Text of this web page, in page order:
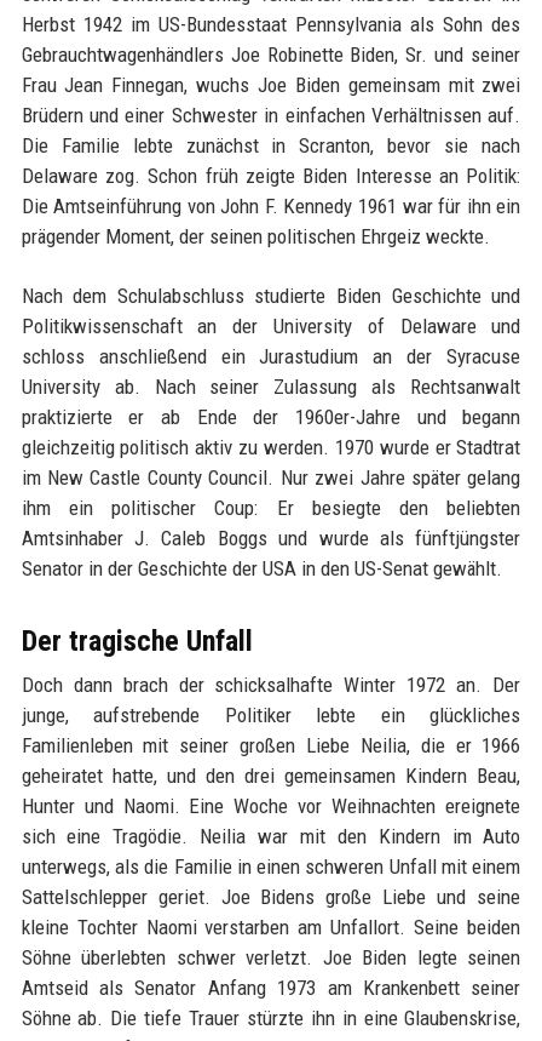
Herbst 1942 im US-Bundesstaat Pennsylvania als Sohn des
Gebrauchtwagenhändlers Joe Robinette Biden, Sr. und seiner
Frau Jean Finnegan, wuchs Joe Biden gemeinsam mit zwei
Brüdern und einer Schwester in einfachen Verhältnissen auf.
Die Familie lebte zunächst in Scranton, bevor sie nach
Delaware zog. Schon früh zeigte Biden Interesse an Politik:
Die Amtseinführung von John F. Kennedy 1961 war für ihn ein
prägender Moment, der seinen politischen Ehrgeiz weckte.
Nach dem Schulabschluss studierte Biden Geschichte und
Politikwissenschaft an der University of Delaware und
schloss anschließend ein Jurastudium an der Syracuse
University ab. Nach seiner Zulassung als Rechtsanwalt
praktizierte er ab Ende der 1960er-Jahre und begann
gleichzeitig politisch aktiv zu werden. 1970 wurde er Stadtrat
im New Castle County Council. Nur zwei Jahre später gelang
ihm ein politischer Coup: Er besiegte den beliebten
Amtsinhaber J. Caleb Boggs und wurde als fünftjüngster
Senator in der Geschichte der USA in den US-Senat gewählt.
Der tragische Unfall
Doch dann brach der schicksalhafte Winter 1972 an. Der
junge, aufstrebende Politiker lebte ein glückliches
Familienleben mit seiner großen Liebe Neilia, die er 1966
geheiratet hatte, und den drei gemeinsamen Kindern Beau,
Hunter und Naomi. Eine Woche vor Weihnachten ereignete
sich eine Tragödie. Neilia war mit den Kindern im Auto
unterwegs, als die Familie in einen schweren Unfall mit einem
Sattelschlepper geriet. Joe Bidens große Liebe und seine
kleine Tochter Naomi verstarben am Unfallort. Seine beiden
Söhne überlebten schwer verletzt. Joe Biden legte seinen
Amtseid als Senator Anfang 1973 am Krankenbett seiner
Söhne ab. Die tiefe Trauer stürzte ihn in eine Glaubenskrise,